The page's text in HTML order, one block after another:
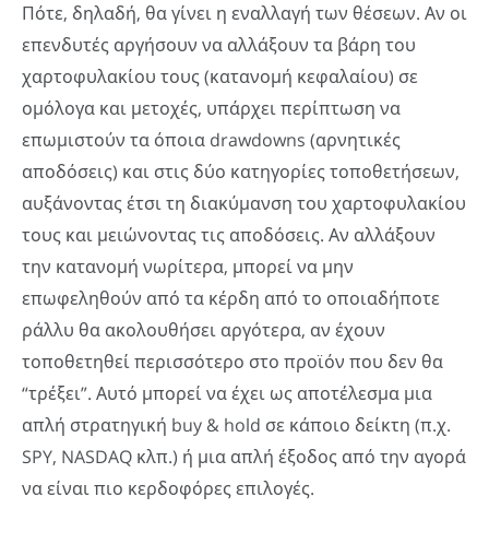
Πότε, δηλαδή, θα γίνει η εναλλαγή των θέσεων. Αν οι
επενδυτές αργήσουν να αλλάξουν τα βάρη του
χαρτοφυλακίου τους (κατανομή κεφαλαίου) σε
ομόλογα και μετοχές, υπάρχει περίπτωση να
επωμιστούν τα όποια drawdowns (αρνητικές
αποδόσεις) και στις δύο κατηγορίες τοποθετήσεων,
αυξάνοντας έτσι τη διακύμανση του χαρτοφυλακίου
τους και μειώνοντας τις αποδόσεις. Αν αλλάξουν
την κατανομή νωρίτερα, μπορεί να μην
επωφεληθούν από τα κέρδη από το οποιαδήποτε
ράλλυ θα ακολουθήσει αργότερα, αν έχουν
τοποθετηθεί περισσότερο στο προϊόν που δεν θα
“τρέξει”. Αυτό μπορεί να έχει ως αποτέλεσμα μια
απλή στρατηγική buy & hold σε κάποιο δείκτη (π.χ.
SPY, NASDAQ κλπ.) ή μια απλή έξοδος από την αγορά
να είναι πιο κερδοφόρες επιλογές.